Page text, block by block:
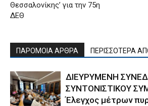
Θεσσαλονίκης’ για την 75η
ΔΕΘ
ΠΑΡΟΜΟΙΑ ΑΡΘΡΑ ΠΕΡΙΣΣΟΤΕΡΑ
ΔΙΕΥΡΥΜΕΝΗ
ΣΥΝΤΟΝΙΣΤΙΚΟΥ
Έλεγχος μέτρων